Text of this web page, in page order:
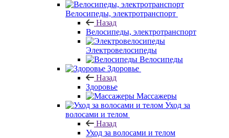
Велосипеды, электротранспорт
Назад
Велосипеды, электротранспорт
Электровелосипеды
Велосипеды
Здоровье
Назад
Здоровье
Массажеры
Уход за
волосами и телом
Назад
Уход за волосами и телом